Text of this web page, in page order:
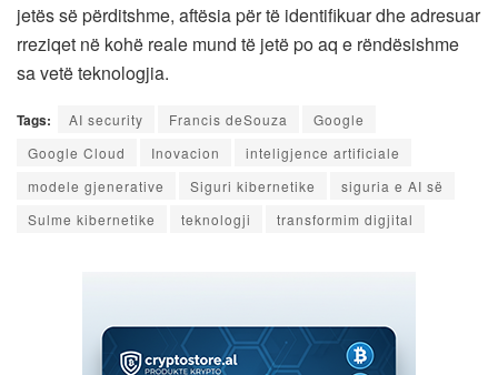
jetës së përditshme, aftësia për të identifikuar dhe adresuar
rreziqet në kohë reale mund të jetë po aq e rëndësishme
sa vetë teknologjia.
Tags: AI security Francis deSouza
Google
Google Cloud
Inovacion
inteligjence artificiale
modele gjenerative
Siguri kibernetike
siguria e AI së
Sulme kibernetike
teknologji transformim digjital